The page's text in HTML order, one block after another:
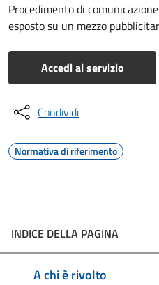
Procedimento di
esposto su un mezzo
Accedi al servizio
Condividi
Normativa di riferimento
INDICE DELLA PAGINA
A chi è rivolto